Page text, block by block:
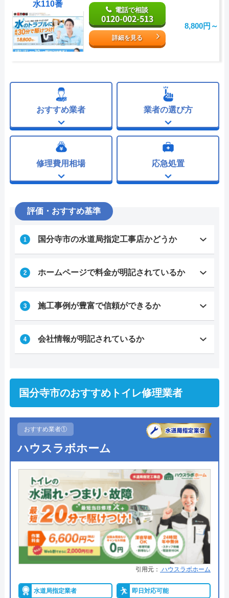
水110番
電話で相談
0120-002-513
詳細を見る
8,800円～
おすすめ業者 業者の選び方
修理費用相場 応急処置
評価・おすすめ基準
国分寺市の水道局指定工事店かどうか
ホームページで料金が明記されているか
施工事例が豊富で信頼ができるか
会社情報が明記されているか
国分寺市のおすすめトイレ修理業者
おすすめ業者①
ハウスラボホーム
引用元： ハウスラボホーム
水道局指定業者 即日対応可能